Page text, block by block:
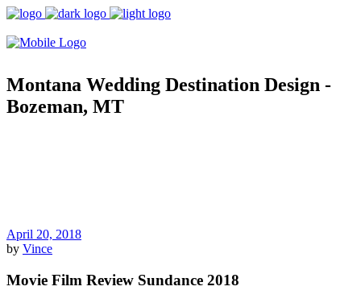
Montana Wedding Destination Design -
Bozeman, MT
April 20, 2018
by Vince
Movie Film Review Sundance 2018